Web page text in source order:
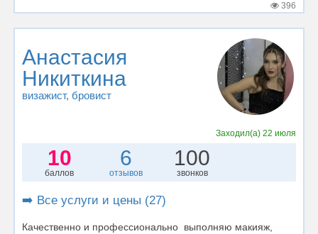
396
Анастасия
Никиткина
визажист, бровист
Заходил(а) 22 июля
10
баллов
6
отзывов
100
звонков
➡️ Все услуги и цены (27)
Качественно и профессионально выполняю макияж,